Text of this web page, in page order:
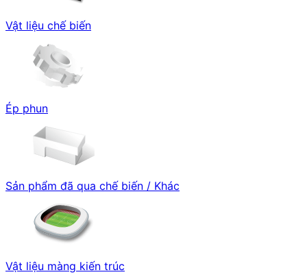
Vật liệu chế biến
Ép phun
Sản phẩm đã qua chế biến / Khác
Vật liệu màng kiến trúc